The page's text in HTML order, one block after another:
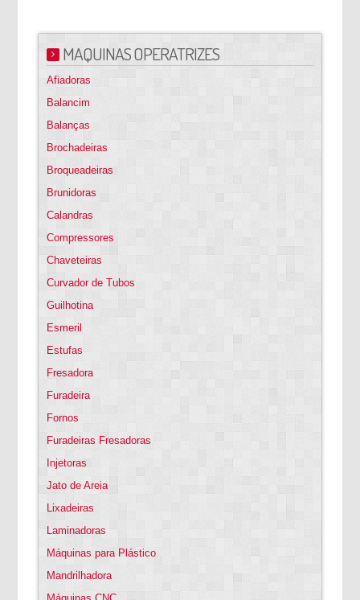
MAQUINAS OPERATRIZES
Afiadoras
Balancim
Balanças
Brochadeiras
Broqueadeiras
Brunidoras
Calandras
Compressores
Chaveteiras
Curvador de Tubos
Guilhotina
Esmeril
Estufas
Fresadora
Furadeira
Fornos
Furadeiras Fresadoras
Injetoras
Jato de Areia
Lixadeiras
Laminadoras
Máquinas para Plástico
Mandrilhadora